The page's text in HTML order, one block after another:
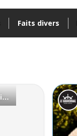
Faits divers